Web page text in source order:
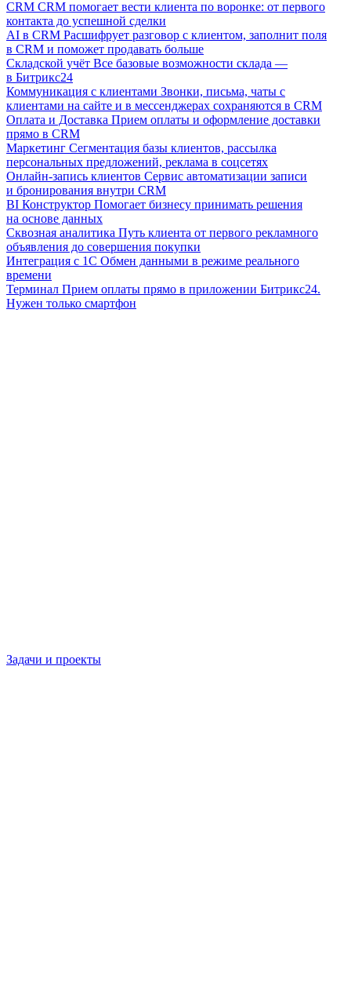
CRM CRM помогает вести клиента по воронке: от первого
контакта до успешной сделки
AI в CRM Расшифрует разговор с клиентом, заполнит поля
в CRM и поможет продавать больше
Складской учёт Все базовые возможности склада —
в Битрикс24
Коммуникация с клиентами Звонки, письма, чаты с
клиентами на сайте и в мессенджерах сохраняются в CRM
Оплата и Доставка Прием оплаты и оформление доставки
прямо в CRM
Маркетинг Сегментация базы клиентов, рассылка
персональных предложений, реклама в соцсетях
Онлайн-запись клиентов Сервис автоматизации записи
и бронирования внутри CRM
BI Конструктор Помогает бизнесу принимать решения
на основе данных
Сквозная аналитика Путь клиента от первого рекламного
объявления до совершения покупки
Интеграция с 1С Обмен данными в режиме реального
времени
Терминал Прием оплаты прямо в приложении Битрикс24.
Нужен только смартфон
Задачи и проекты